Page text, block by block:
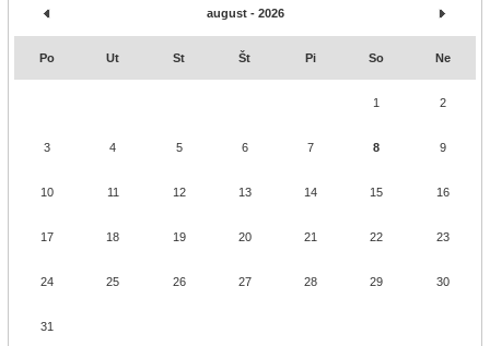
august - 2026
Po Ut St Št Pi So Ne
1 2
3 4 5 6 7 8 9
10 11 12 13 14 15 16
17 18 19 20 21 22 23
24 25 26 27 28 29 30
31